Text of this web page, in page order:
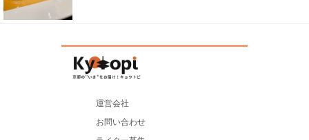
運営会社
お問い合わせ